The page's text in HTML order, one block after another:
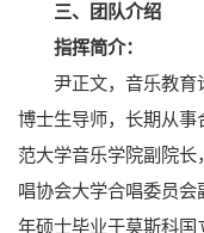
三、团队介绍
指挥简介：
尹正文，音乐教育论
博士生导师，长期从
范大学音乐学院副院
唱协会大学合唱委员
年硕士毕业于莫斯科国